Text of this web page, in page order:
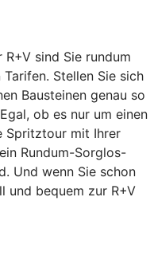
sind Sie rundum
Stellen Sie sich
Bausteinen genau so
ob es nur um einen
Spritztour mit Ihrer
Rundum-Sorglos-
Und wenn Sie schon
und bequem zur R+V